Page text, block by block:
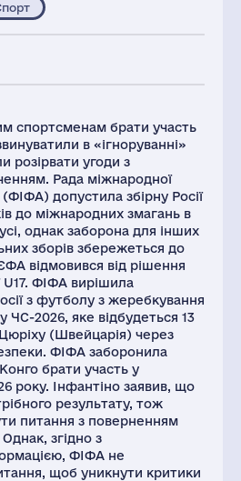
спортсменам брати участь
в «ігноруванні»
розірвати угоди з
Рада міжнародної
допустила збірну Росії
до міжнародних змагань в
однак заборона для інших
зборів збережеться до
відмовився від рішення
U17. ФІФА вирішила
з футболу з жеребкування
ЧС-2026, яке відбудеться 13
(Швейцарія) через
ФІФА заборонила
брати участь у
року. Інфантіно заявив, що
результату, тож
питання з поверненням
згідно з
ФІФА не
щоб уникнути критики